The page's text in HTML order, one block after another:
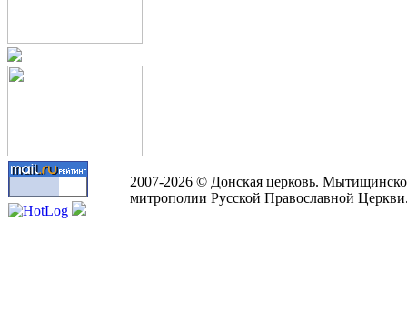
2007-2026 © Донская церковь.
митрополии Русской Православной